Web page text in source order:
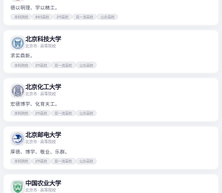
德以明理、学以精工。
本科院校 985高校 211高校 双一流高校 公办高校
北京科技大学
北京市· 高等院校
求实鼎新。
本科院校 211高校 双一流高校 公办高校
北京化工大学
北京市· 高等院校
宏德博学、化育天工。
本科院校 211高校 双一流高校 公办高校
北京邮电大学
北京市· 高等院校
厚德、博学、敬业、乐群。
本科院校 211高校 双一流高校 公办高校
中国农业大学
北京市· 高等院校